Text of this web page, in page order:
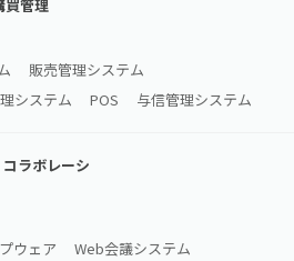
買管理
販売管理システム
システム POS 与信管理システム
ラボレーシ
ウェア
Web会議システム